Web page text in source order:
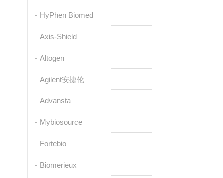
HyPhen Biomed
Axis-Shield
Altogen
Agilent安捷伦
Advansta
Mybiosource
Fortebio
Biomerieux